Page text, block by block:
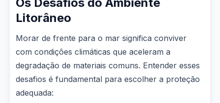
Litorâneo
Morar de frente para o mar significa conviver
com condições climáticas que aceleram a
degradação de materiais comuns. Entender esses
desafios é fundamental para escolher a proteção
adequada: